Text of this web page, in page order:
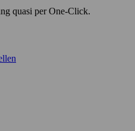
quasi per One-Click.